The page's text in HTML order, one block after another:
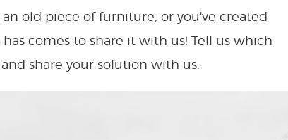
old piece of furniture, or you've created
comes to share it with us! Tell us which
share your solution with us.